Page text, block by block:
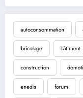
autoconsommation
bricolage bâtiment
construction
enedis forum